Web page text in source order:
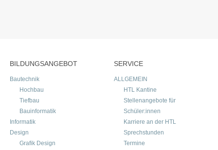
BILDUNGSANGEBOT
Bautechnik
Hochbau
Tiefbau
Bauinformatik
Informatik
Design
Grafik Design
SERVICE
ALLGEMEIN
HTL Kantine
Stellenangebote für
Schüler:innen
Karriere an der HTL
Sprechstunden
Termine